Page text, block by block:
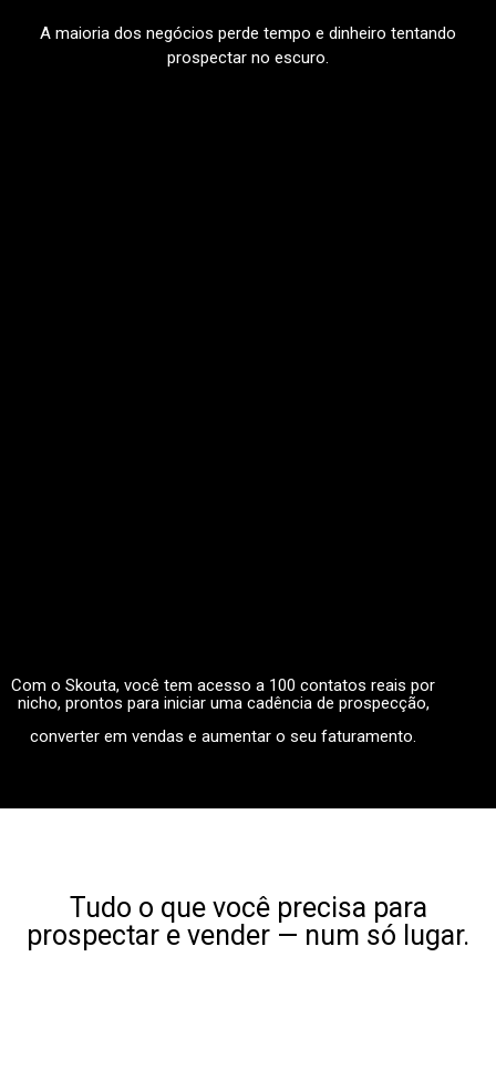
A maioria dos negócios perde tempo e dinheiro tentando
prospectar no escuro.
Com o Skouta, você tem acesso a 100 contatos reais por
nicho, prontos para iniciar uma cadência de prospecção,
converter em vendas e aumentar o seu faturamento.
Tudo o que você precisa para
prospectar e vender — num só lugar.